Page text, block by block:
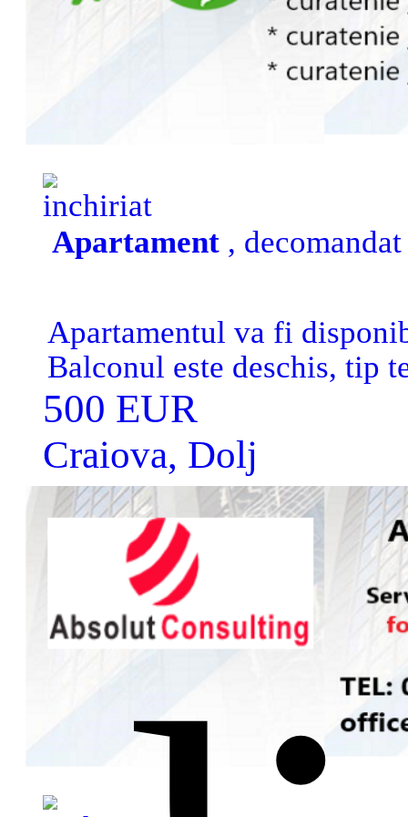
inchiriat
Apartament,
Apartamentul va fi
Balconul este deschis, tip
Mercur. Nu este
din zona sunt publice, dar
abonament lunar/anual
500 EUR
Craiova, Dolj